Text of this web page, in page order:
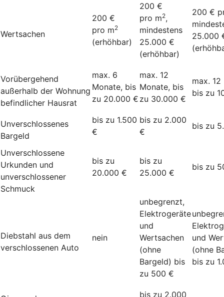
Wertsachen
200 €
pro m2
(erhöhbar)
200 €
pro m2,
mindestens
25.000 €
(erhöhbar)
200 €
25.000
Vorübergehend
außerhalb der Wohnung
befindlicher Hausrat
max. 6
Monate, bis
zu 20.000 €
max. 12
Monate, bis
zu 30.000 €
max.
bis zu
Unverschlossenes
Bargeld
bis zu 1.500
€
bis zu 2.000
€
bis zu
Unverschlossene
Urkunden und
unverschlossener
Schmuck
bis zu
20.000 €
bis zu
25.000 €
bis zu
Diebstahl aus dem
verschlossenen Auto
nein
unbegrenzt,
Elektrogeräte
und
Wertsachen
(ohne
Bargeld) bis
zu 500 €
und
(ohne
bis zu
bis zu 2.000